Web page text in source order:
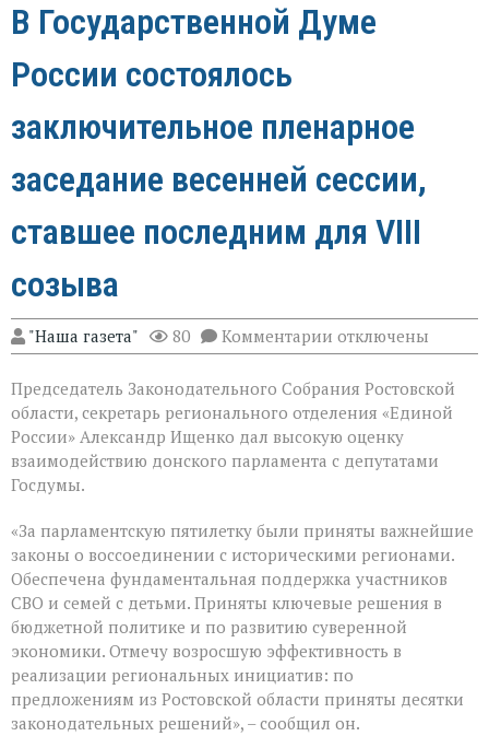
В Государственной Думе
России состоялось
заключительное пленарное
заседание весенней сессии,
ставшее последним для VIII
созыва
"Наша газета" 80 Комментарии к
записи
Государственной
Думе
состоялось
заключительное
сессии,
ставшее
последним
для
VIII
созыва
отключены
Председатель Законодательного Собрания Ростовской
области, секретарь регионального отделения «Единой
России» Александр Ищенко дал высокую оценку
взаимодействию донского парламента с депутатами
Госдумы.
«За парламентскую пятилетку были приняты важнейшие
законы о воссоединении с историческими регионами.
Обеспечена фундаментальная поддержка участников
СВО и семей с детьми. Приняты ключевые решения в
бюджетной политике и по развитию суверенной
экономики. Отмечу возросшую эффективность в
реализации региональных инициатив: по
предложениям из Ростовской области приняты десятки
законодательных решений», – сообщил он.